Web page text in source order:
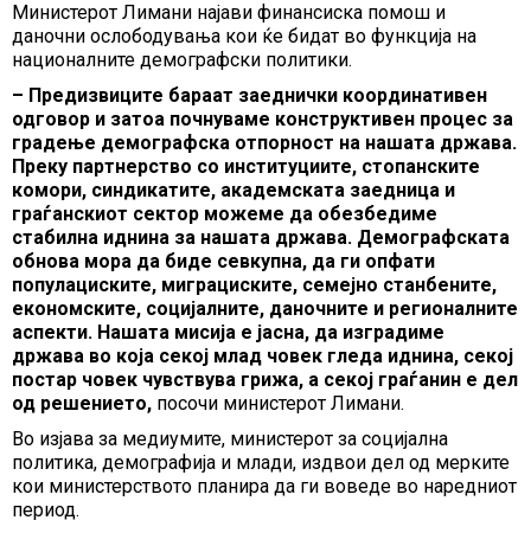
Министерот Лимани најави финансиска помош и
даночни ослободувања кои ќе бидат во функција на
националните демографски политики.
– Предизвиците бараат заеднички координативен
одговор и затоа почнуваме конструктивен процес за
градење демографска отпорност на нашата држава.
Преку партнерство со институциите, стопанските
комори, синдикатите, академската заедница и
граѓанскиот сектор можеме да обезбедиме
стабилна иднина за нашата држава. Демографската
обнова мора да биде севкупна, да ги опфати
популациските, миграциските, семејно станбените,
економските, социјалните, даночните и регионалните
аспекти. Нашата мисија е јасна, да изградиме
држава во која секој млад човек гледа иднина, секој
постар човек чувствува грижа, а секој граѓанин е дел
од решението, посочи министерот Лимани.
Во изјава за медиумите, министерот за социјална
политика, демографија и млади, издвои дел од мерките
кои министерството планира да ги воведе во наредниот
период.